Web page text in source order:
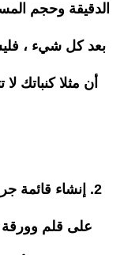
الدقيقة وحجم
بعد كل شيء ،
أن مثلا
2. إنشاء قائمة
على قلم وورقة